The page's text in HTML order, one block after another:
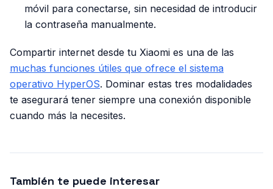
móvil para conectarse, sin necesidad de introducir
la contraseña manualmente.
Compartir internet desde tu Xiaomi es una de las
muchas funciones útiles que ofrece el sistema
operativo HyperOS. Dominar estas tres modalidades
te asegurará tener siempre una conexión disponible
cuando más la necesites.
También te puede interesar